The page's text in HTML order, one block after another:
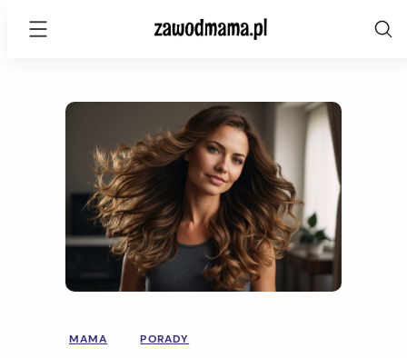
zawodmama.pl
MAMA PORADY